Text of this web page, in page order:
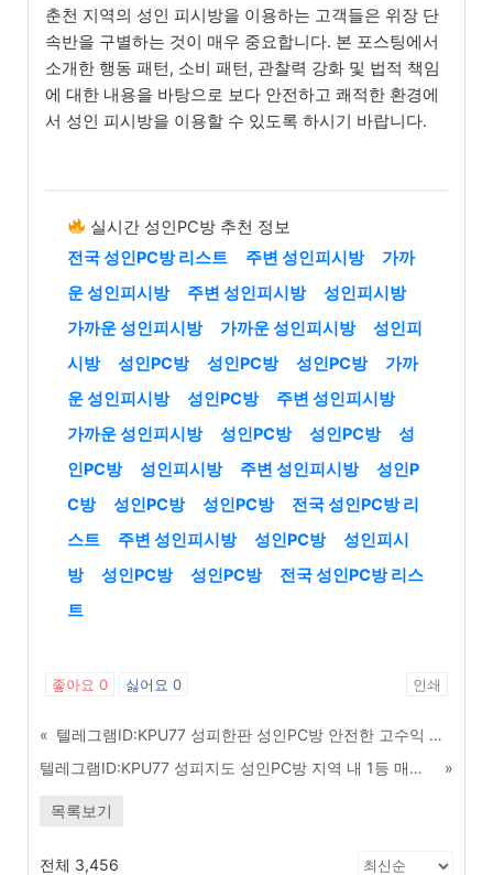
춘천 지역의 성인 피시방을 이용하는 고객들은 위장 단
속반을 구별하는 것이 매우 중요합니다. 본 포스팅에서
소개한 행동 패턴, 소비 패턴, 관찰력 강화 및 법적 책임
에 대한 내용을 바탕으로 보다 안전하고 쾌적한 환경에
서 성인 피시방을 이용할 수 있도록 하시기 바랍니다.
실시간 성인PC방 추천 정보
전국 성인PC방 리스트
주변 성인피시방
가까
운 성인피시방
주변 성인피시방
성인피시방
가까운 성인피시방
가까운 성인피시방
성인피
시방
성인PC방 성인PC방 성인PC방
가까
운 성인피시방
성인PC방
주변 성인피시방
가까운 성인피시방
성인PC방 성인PC방
성
인PC방
성인피시방 주변 성인피시방
성인P
C방
성인PC방 성인PC방
전국 성인PC방 리
스트
주변 성인피시방 성인PC방
성인피시
방
성인PC방 성인PC방
전국 성인PC방 리스
트
좋아요 0 싫어요 0 인쇄
«
텔레그램ID:KPU77 성피한판 성인PC방 안전한 고수익 알바 구인구직 및 총판모집 - 전주
텔레그램ID:KPU77 성피지도 성인PC방 지역 내 1등 매장들의 공통된 성공 비결 - 태안
»
목록보기
전체 3,456